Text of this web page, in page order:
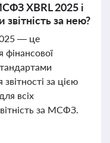
XBRL 2025 і
за нею?
— це
фінансової
за цією
всіх
за МСФЗ.